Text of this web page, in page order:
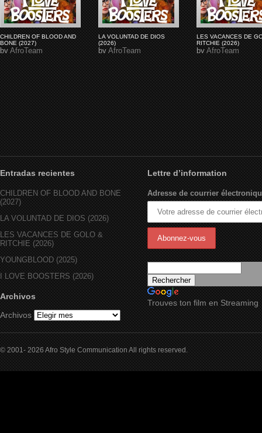
CHILDREN OF BLOOD AND
BONE (2027)
byAfroTeam
LA VOLUNTAD DE DIOS
(2026)
byAfroTeam
LES VACANCES DE
RITCHIE (2026)
byAfroTeam
Entradas recientes
CHILDREN OF BLOOD AND BONE
(2027)
LA VOLUNTAD DE DIOS (2026)
LES VACANCES DE GOLO &
RITCHIE (2026)
YOUNGBLOOD (2025)
I LOVE BOOSTERS (2026)
Archivos
Archivos
Lettre d’information
Adresse de courrier
Trouves ton film en Streaming
© 2001- 2026 Afro Style Communication All rights reserved.